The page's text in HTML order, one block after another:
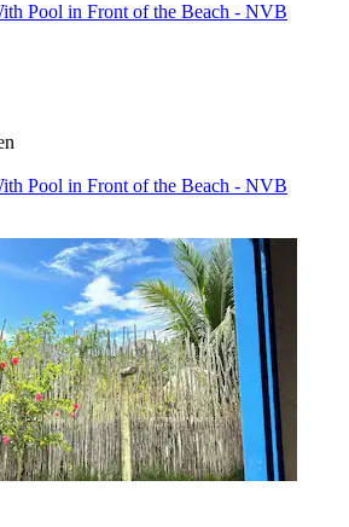
Pool in Front of the Beach - NVB
Pool in Front of the Beach - NVB